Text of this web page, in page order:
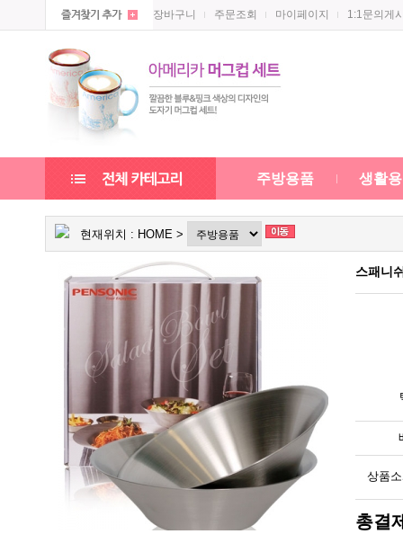
장바구니 주문조회 마이페이지 1:1문의게
주방용품 생활
현재위치 : HOME >
스패니
상품
총결